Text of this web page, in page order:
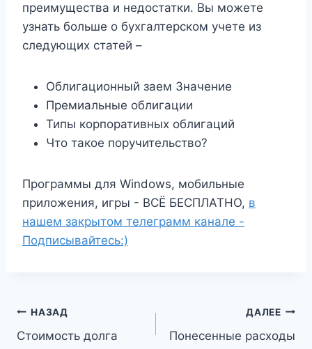
преимущества и недостатки. Вы можете
узнать больше о бухгалтерском учете из
следующих статей –
Облигационный заем Значение
Премиальные облигации
Типы корпоративных облигаций
Что такое поручительство?
Программы для Windows, мобильные
приложения, игры - ВСЁ БЕСПЛАТНО, в
нашем закрытом телеграмм канале -
Подписывайтесь:)
Навигация
НАЗАД
Стоимость долга
ДАЛЕЕ
Понесенные расходы